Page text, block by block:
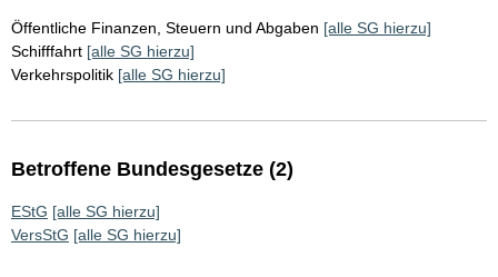
Öffentliche Finanzen, Steuern und Abgaben [alle SG hierzu]
Schifffahrt [alle SG hierzu]
Verkehrspolitik [alle SG hierzu]
Betroffene Bundesgesetze (2)
EStG [alle SG hierzu]
VersStG [alle SG hierzu]